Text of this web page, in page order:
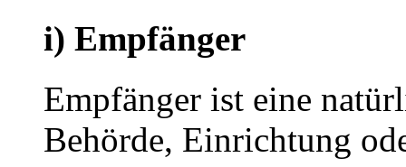
i) Empfänger
Empfänger ist eine
Behörde, Einrichtung